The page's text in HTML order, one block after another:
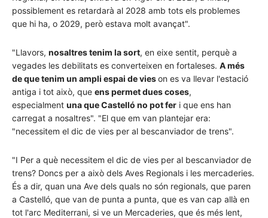
possiblement es retardarà al 2028 amb tots els problemes
que hi ha, o 2029, però estava molt avançat".
"Llavors, nosaltres tenim la sort, en eixe sentit, perquè a
vegades les debilitats es converteixen en fortaleses. A més
de que tenim un ampli espai de vieson es va llevar l'estació
antiga i tot això, que ens permet dues coses,
especialment una que Castelló no pot fer i que ens han
carregat a nosaltres". "El que em van plantejar era:
"necessitem el dic de vies per al bescanviador de trens".
"I Per a què necessitem el dic de vies per al bescanviador de
trens? Doncs per a això dels Aves Regionals i les mercaderies.
És a dir, quan una Ave dels quals no són regionals, que paren
a Castelló, que van de punta a punta, que es van cap allà en
tot l'arc Mediterrani, si ve un Mercaderies, que és més lent,